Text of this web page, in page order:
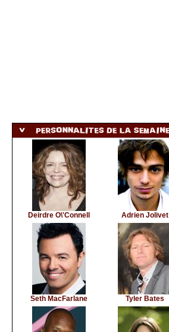
Deirdre O\'Connell Adrien Jolivet
Seth MacFarlane Tyler Bates